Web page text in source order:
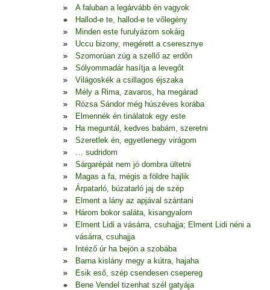
A faluban a legárvább én vagyok
Hallod-e te, hallod-e te vőlegény
Minden este furulyázom sokáig
Uccu bizony, megérett a cseresznye
Szomorúan zúg a szellő az erdőn
Sólyommadár hasítja a levegőt
Világoskék a csillagos éjszaka
Mély a Rima, zavaros, ha megárad
Rózsa Sándor még húszéves korába
Elmennék én tinálatok egy este
Ha meguntál, kedves babám, szeretni
Szeretlek én, egyetlenegy virágom
… sudridom
Sárgarépát nem jó dombra ültetni
Magas a fa, mégis a földre hajlik
Árpatarló, búzatarló jaj de szép
Elment a lány az apjával szántani
Három bokor saláta, kisangyalom
Elment Lidi a vásárra, csuhajja; Elment Lidi néni a
vásárra, csuhajja
Intéző úr ha bejön a szobába
Barna kislány megy a kútra, hajaha
Esik eső, szép csendesen csepereg
Bene Vendel tizenhat szél gatyája